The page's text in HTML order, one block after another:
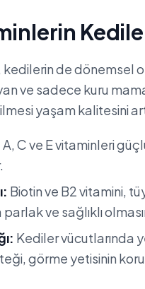
kedilerin de
ve sadece kuru
yaşam kalitesini
A, C ve E vitaminleri
Biotin ve B2 vitamini,
ve sağlıklı
Kediler vücutlarında
görme yetisinin